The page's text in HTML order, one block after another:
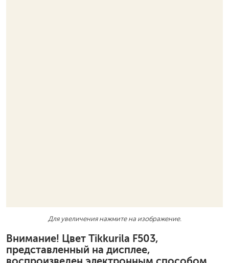
Для увеличения нажмите на изображение.
Внимание! Цвет Tikkurila F503,
представленный на дисплее,